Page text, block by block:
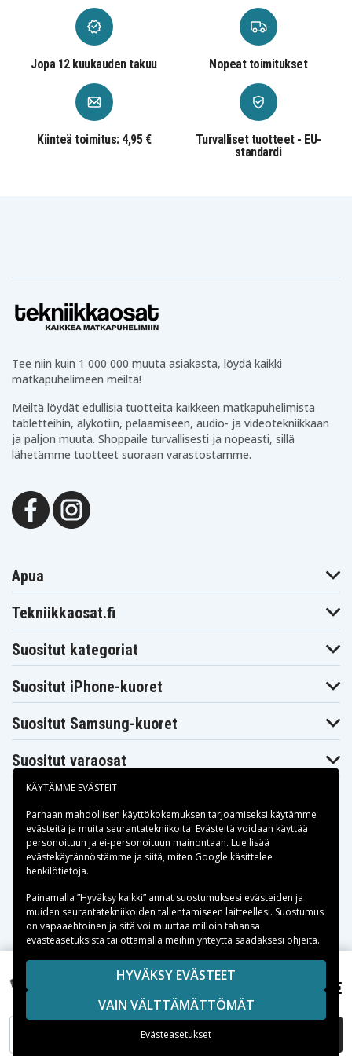
8,99 €
LISÄÄ OSTOSKORIIN
Jopa 12 kuukauden takuu Nopeat toimitukset
Kiinteä toimitus: 4,95 €
Turvalliset tuotteet - EU-
standardi
Tee niin kuin 1 000 000 muuta asiakasta, löydä kaikki
matkapuhelimeen meiltä!
Meiltä löydät edullisia tuotteita kaikkeen matkapuhelimista
tabletteihin, älykotiin, pelaamiseen, audio- ja videotekniikkaan
ja paljon muuta. Shoppaile turvallisesti ja nopeasti, sillä
lähetämme tuotteet suoraan varastostamme.
Apua
Tekniikkaosat.fi
Suositut kategoriat
Suositut iPhone-kuoret
Suositut Samsung-kuoret
Suositut varaosat
Maksuvaihtoehdot
Toimitusvaihtoehdot
Copyright © 2026, Spares Nordic AB
SIVULLA MAINITUT TAVARAMERKIT OVAT OMISTAJIENSA
OMAISUUTTA.
KÄYTÄMME EVÄSTEIT
Parhaan mahdollisen käyttökokemuksen tarjoamiseksi käytämme
evästeitä ja muita seurantatekniikoita. Evästeitä voidaan käyttää
personoituun ja ei-personoituun mainontaan. Lue lisää
evästekäytännöstämme ja siitä, miten Google käsittelee
henkilötietoja.
Painamalla ”Hyväksy kaikki” annat suostumuksesi evästeiden ja
muiden seurantatekniikoiden tallentamiseen laitteellesi. Suostumus
on vapaaehtoinen ja sitä voi muuttaa milloin tahansa
evästeasetuksista tai ottamalla meihin yhteyttä saadaksesi ohjeita.
HYVÄKSY EVÄSTEET
VAIN VÄLTTÄMÄTTÖMÄT
Evästeasetukset